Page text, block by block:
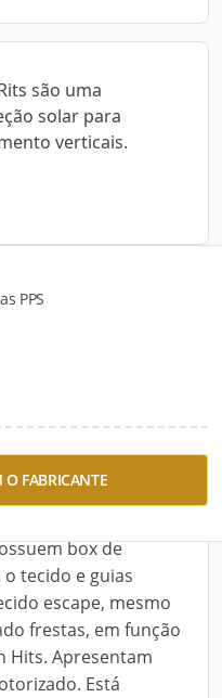
são uma
solar para
verticais.
PPS
O FABRICANTE
são uma moderna
janelas, terraços
box de
tecido e guias
escape, mesmo
frestas, em função
Hits. Apresentam
Está